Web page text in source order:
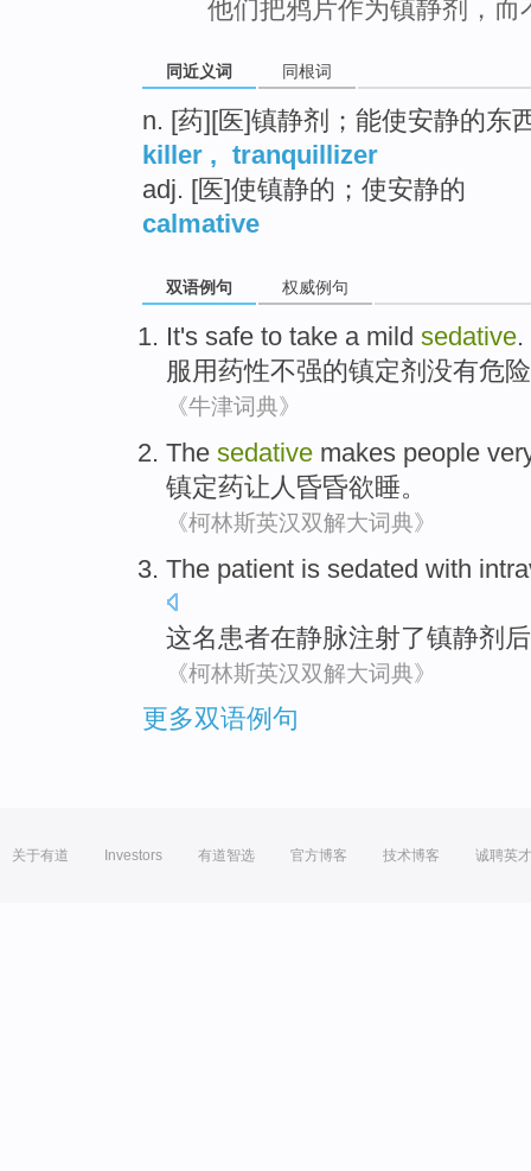
他们把鸦片作为镇静剂，而
同近义词 同根词
n. [药][医]镇静剂；能使安静的东
killer , tranquillizer
adj. [医]使镇静的；使安静的
calmative
双语例句 权威例句
It's safe to take a mild sedative.
服用药性不强的镇定剂没有危
《牛津词典》
The sedative makes people
镇定药让 人 昏昏欲睡。
《柯林斯英汉双解大词典》
The patient is sedated with
这名患者在静脉注射了镇静剂
《柯林斯英汉双解大词典》
更多双语例句
关于有道 Investors 有道智选 官方博客 技术博客 诚聘英才